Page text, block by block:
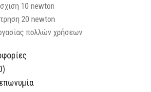
10 newton
20 newton
πολλών χρήσεων